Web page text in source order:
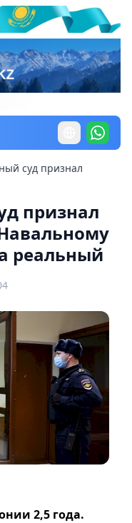
суд признал
признал
реальный
2,5 года.